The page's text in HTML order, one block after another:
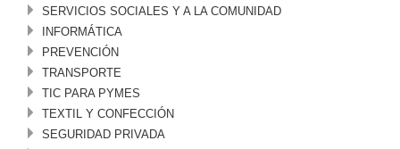
SERVICIOS SOCIALES Y A LA COMUNIDAD
INFORMÁTICA
PREVENCIÓN
TRANSPORTE
TIC PARA PYMES
TEXTIL Y CONFECCIÓN
SEGURIDAD PRIVADA